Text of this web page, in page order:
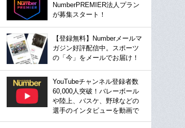
NumberPREMIER法人プラン
が募集スタート！
【登録無料】Numberメールマ
ガジン好評配信中。スポーツ
の「今」をメールでお届け！
YouTubeチャンネル登録者数
60,000人突破！バレーボール
や陸上、バスケ、野球などの
選手のインタビューを動画で